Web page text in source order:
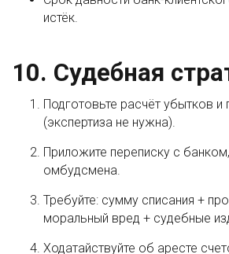
истёк.
10. Судебная
Подготовьте расчёт убытков и
(экспертиза не нужна).
Приложите переписку с
омбудсмена.
Требуйте: сумму списания +
моральный вред + судебные
Ходатайствуйте об аресте